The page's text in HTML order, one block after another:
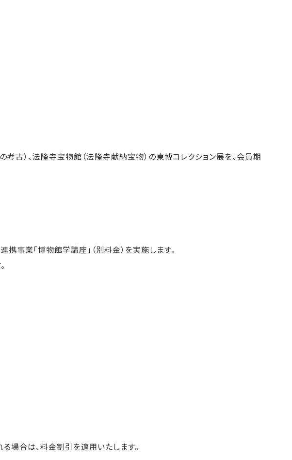
考古）、法隆寺宝物館（法隆寺献納宝物） の東博コレクション展を、会員期
事業「博物館学講座」（別料金）を実施します。
場合は、料金割引を適用いたします。